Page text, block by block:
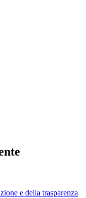
e della trasparenza